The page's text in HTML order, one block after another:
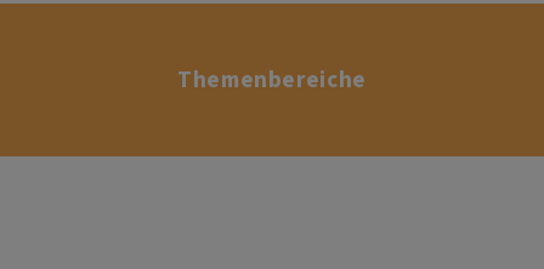
Themenbereiche